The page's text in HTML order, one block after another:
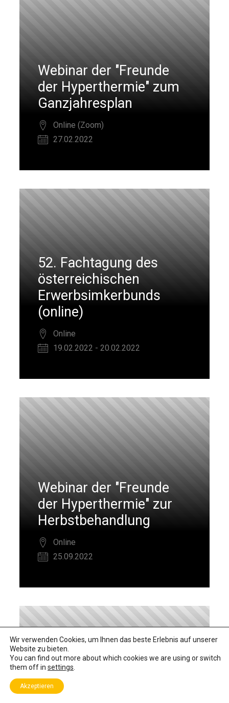
Webinar der "Freunde
der Hyperthermie" zum
Ganzjahresplan
Online (Zoom)
27.02.2022
52. Fachtagung des
österreichischen
Erwerbsimkerbunds
(online)
Online
19.02.2022 - 20.02.2022
Webinar der "Freunde
der Hyperthermie" zur
Herbstbehandlung
Online
25.09.2022
Wir verwenden Cookies, um Ihnen das beste Erlebnis auf unserer
Website zu bieten.
You can find out more about which cookies we are using or switch
them off in settings
Akzeptieren